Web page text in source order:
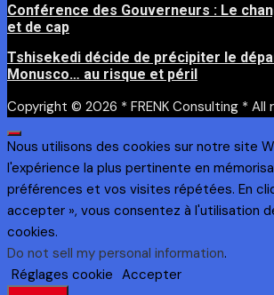
Conférence des Gouverneurs : Le
et de cap
Tshisekedi décide de précipiter le
Monusco… au risque et péril
Copyright © 2026 * FRENK Consulting * All
Nous utilisons des cookies sur notre site
l'expérience la plus pertinente en
préférences et vos visites répétées. En
accepter », vous consentez à l'utilisation
cookies.
Do not sell my personal information.
Réglages cookie Accepter